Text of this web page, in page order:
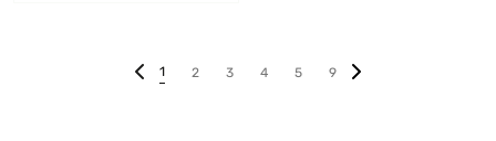
1 2 3 4 5 9